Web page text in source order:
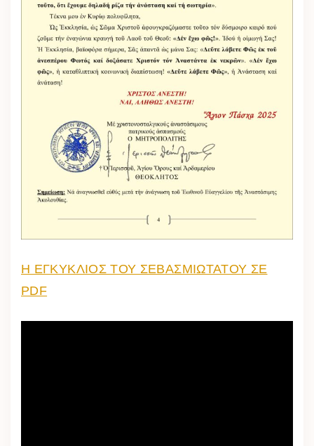
Η ΕΓΚΥΚΛΙΟΣ ΤΟΥ ΣΕΒΑΣΜΙΩΤΑΤΟΥ ΣΕ
PDF